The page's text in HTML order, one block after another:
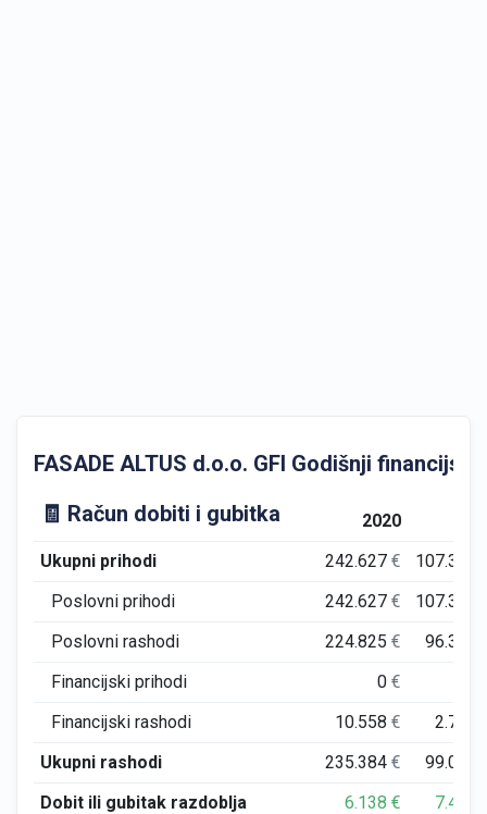
FASADE ALTUS d.o.o. GFI Godišnji
🧾 Račun dobiti i gubitka
2020
Ukupni prihodi
242.627€ 107.330
Poslovni prihodi
242.627€ 107.330
Poslovni rashodi
224.825€ 96.311
Financijski prihodi
0€
Financijski rashodi
10.558€ 2.705
Ukupni rashodi
235.384€ 99.015
Dobit ili gubitak razdoblja
6.138€ 7.492